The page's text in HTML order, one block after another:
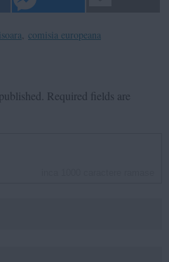
comisia europeana
Required fields are